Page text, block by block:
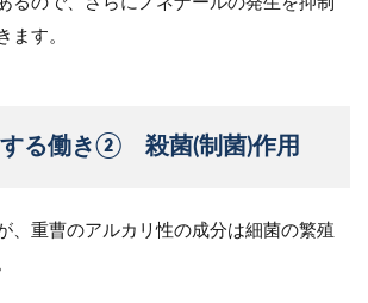
ます。
する働き② 殺菌(制菌)作用
、重曹のアルカリ性の成分は細菌の繁殖